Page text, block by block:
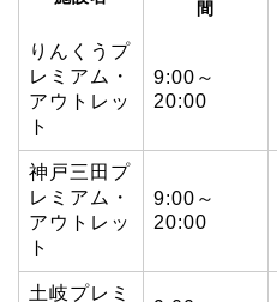
間
りんくうプ
レミアム・
アウトレッ
ト
9:00～
20:00
神戸三田プ
レミアム・
アウトレッ
ト
9:00～
20:00
土岐プレミ